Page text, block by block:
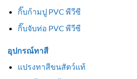
กิ๊บก้ามปู PVC พีวีซี
กิ๊บจับท่อ PVC พีวีซี
อุปกรณ์ทาสี
แปรงทาสีขนสัตว์แท้